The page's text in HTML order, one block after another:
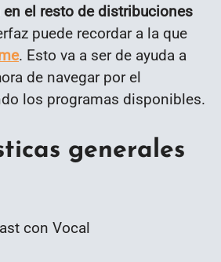
en el resto de distribuciones
puede recordar a la que
. Esto va a ser de ayuda a
de navegar por el
los programas disponibles.
generales